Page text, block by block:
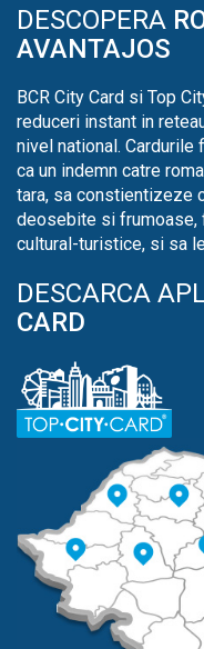
DESCOPERA
AVANTAJOS
BCR City Card si Top
reduceri instant in
nivel national.
ca un indemn catre
tara, sa constientizeze
deosebite si frumoase,
cultural-turistice, si sa
DESCARCA
CARD